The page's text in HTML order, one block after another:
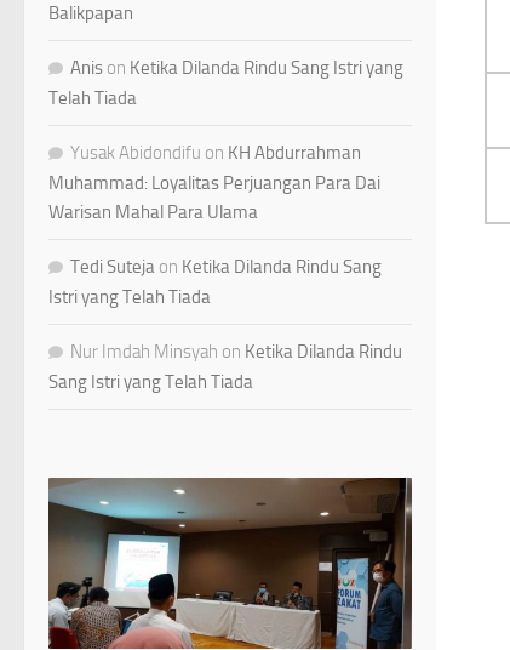
Balikpapan
Anis on Ketika Dilanda Rindu Sang Istri yang
Telah Tiada
Yusak Abidondifu on KH Abdurrahman
Muhammad: Loyalitas Perjuangan Para Dai
Warisan Mahal Para Ulama
Tedi Suteja on Ketika Dilanda Rindu Sang
Istri yang Telah Tiada
Nur Imdah Minsyah on Ketika Dilanda Rindu
Sang Istri yang Telah Tiada